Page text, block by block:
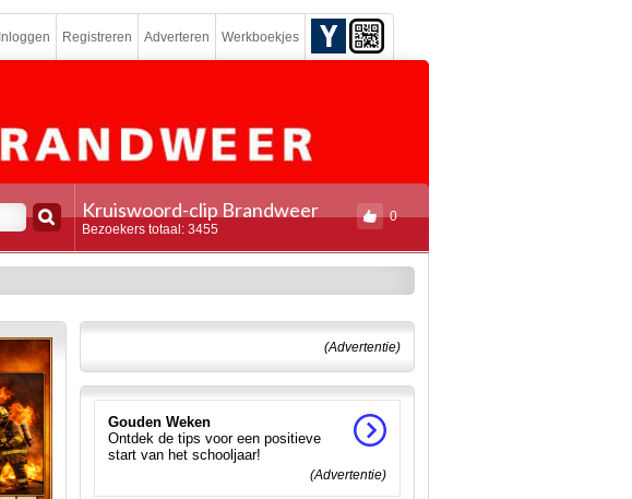
Inloggen Registreren Adverteren Werkboekjes
0
Kruiswoord-clip Brandweer
Bezoekers totaal: 3455
(Advertentie)
Gouden Weken
Ontdek de tips voor een positieve
start van het schooljaar!
(Advertentie)